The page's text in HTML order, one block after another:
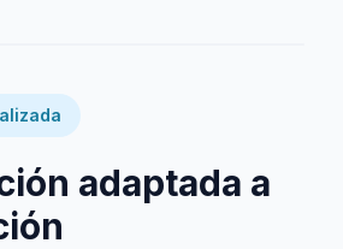
adaptada a